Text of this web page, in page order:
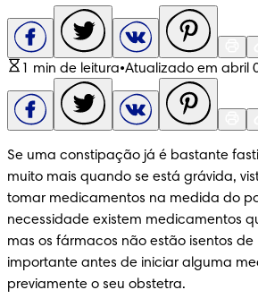
1 min de leitura•Atualizado em abril
Se uma constipação já é bastante
muito mais quando se está grávida,
tomar medicamentos na medida do
necessidade existem medicamentos
mas os fármacos não estão isentos de
importante antes de iniciar alguma
previamente o seu obstetra.